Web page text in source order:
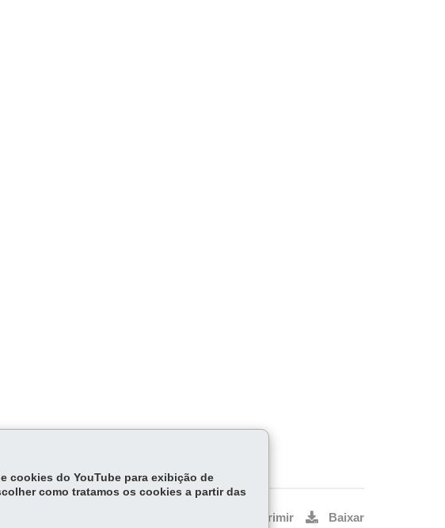
Imprimir Baixar
cookies do YouTube para exibição de
como tratamos os cookies a partir das